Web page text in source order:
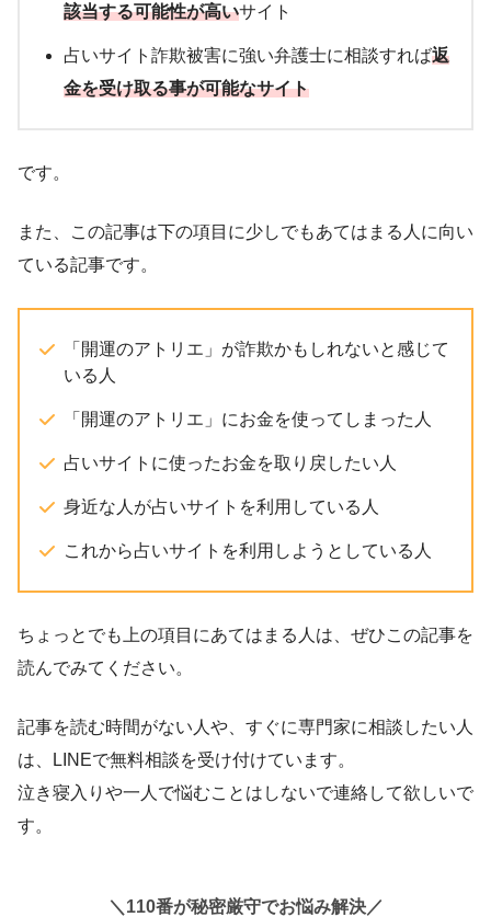
該当する可能性が高いサイト
占いサイト詐欺被害に強い弁護士に相談すれば返
金を受け取る事が可能なサイト
です。
また、この記事は下の項目に少しでもあてはまる人に向い
ている記事です。
「開運のアトリエ」が詐欺かもしれないと感じて
いる人
「開運のアトリエ」にお金を使ってしまった人
占いサイトに使ったお金を取り戻したい人
身近な人が占いサイトを利用している人
これから占いサイトを利用しようとしている人
ちょっとでも上の項目にあてはまる人は、ぜひこの記事を
読んでみてください。
記事を読む時間がない人や、すぐに専門家に相談したい人
は、LINEで無料相談を受け付けています。
泣き寝入りや一人で悩むことはしないで連絡して欲しいで
す。
＼110番が秘密厳守でお悩み解決／